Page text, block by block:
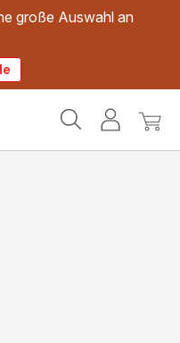
große Auswahl an
Mein
Mein